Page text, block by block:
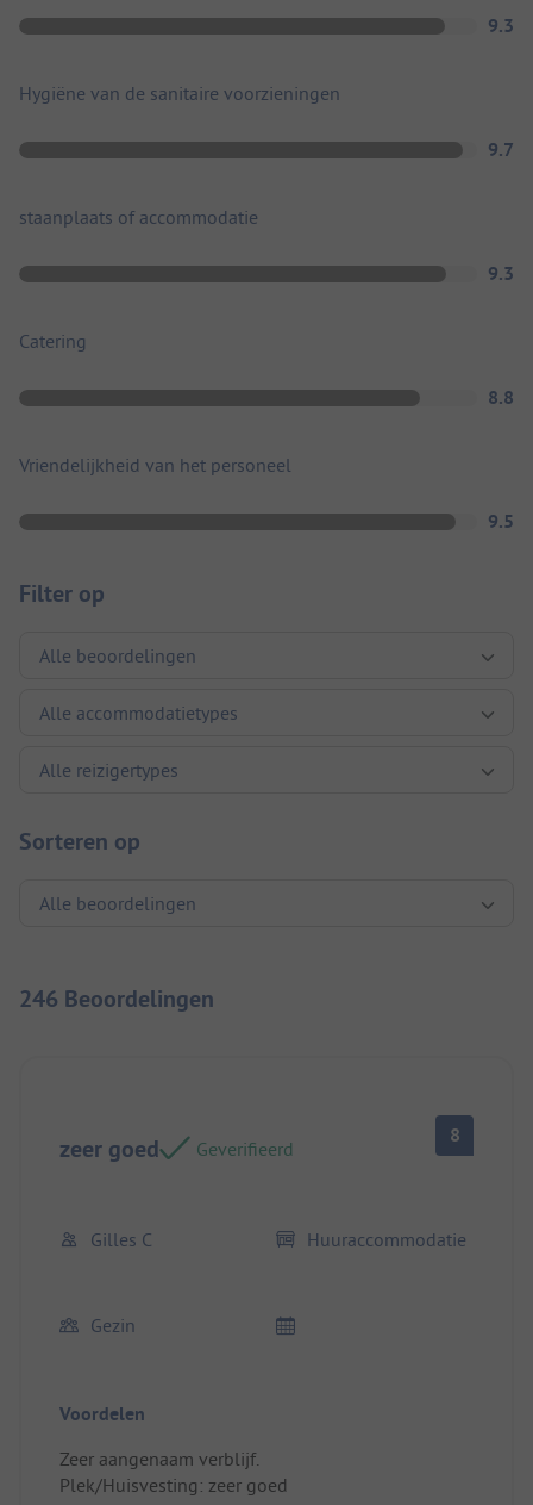
9.3
Hygiëne van de sanitaire voorzieningen
9.7
staanplaats of accommodatie
9.3
Catering
8.8
Vriendelijkheid van het personeel
9.5
Filter op
Sorteren op
246 Beoordelingen
zeer goed Geverifieerd
8
Gilles C Huuraccommodatie
Gezin
Voordelen
Zeer aangenaam verblijf.
Plek/Huisvesting: zeer goed